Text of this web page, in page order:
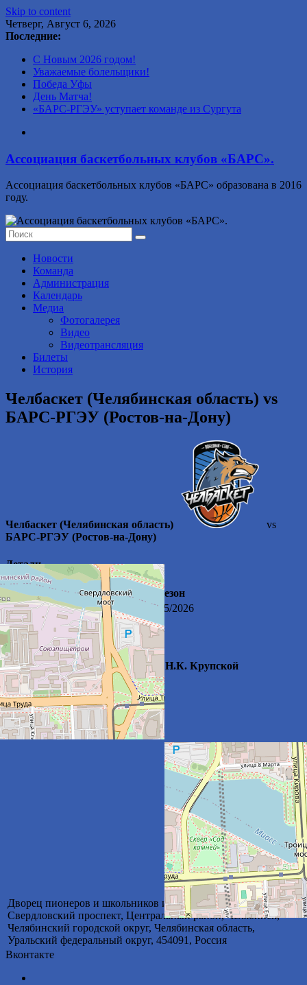
Skip to content
Четверг, Август 6, 2026
Последние:
С Новым 2026 годом!
Уважаемые болельщики!
Победа Уфы
День Матча!
«БАРС-РГЭУ» уступает команде из Сургута
Ассоциация баскетбольных клубов «БАРС».
Ассоциация баскетбольных клубов «БАРС» образована в 2016
году.
Новости
Команда
Администрация
Календарь
Медиа
Фотогалерея
Видео
Видеотрансляция
Билеты
История
Челбаскет (Челябинская область) vs
БАРС-РГЭУ (Ростов-на-Дону)
Челбаскет (Челябинская область)
vs
БАРС-РГЭУ (Ростов-на-Дону)
Детали
Дата Время Лига
Сезон
05.11.2025 17:00 Суперлига 2025/2026
Место проведения
Челябинск, ДПиШ Н.К. Крупской
Дворец пионеров и школьников им. Крупской, 59,
Свердловский проспект, Центральный район, Челябинск,
Челябинский городской округ, Челябинская область,
Уральский федеральный округ, 454091, Россия
Вконтакте